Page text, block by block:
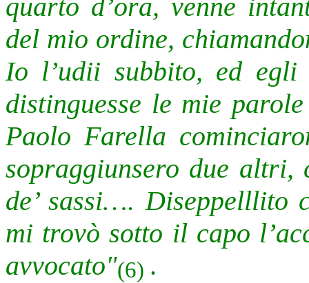
quarto d’ora, venne
del mio ordine,
Io l’udii subbito, ed egli
distinguesse le mie
Paolo Farella
sopraggiunsero due altri,
de’ sassi…. Diseppelllito
mi trovò sotto il capo
avvocato"(6) .